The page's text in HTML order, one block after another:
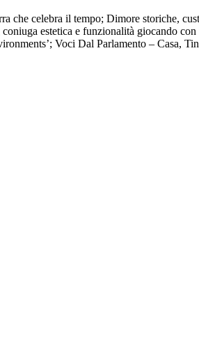
che celebra il tempo; Dimore storiche,
estetica e funzionalità giocando
Voci Dal Parlamento – Casa,